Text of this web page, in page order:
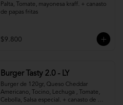
Palta, Tomate, mayonesa kraff. + canasto
de papas fritas
$9.800
Burger Tasty 2.0 - LY
Burger de 120gr, Queso Cheddar
Americano, Tocino, Lechuga , Tomate,
Cebolla, Salsa especial. + canasto de